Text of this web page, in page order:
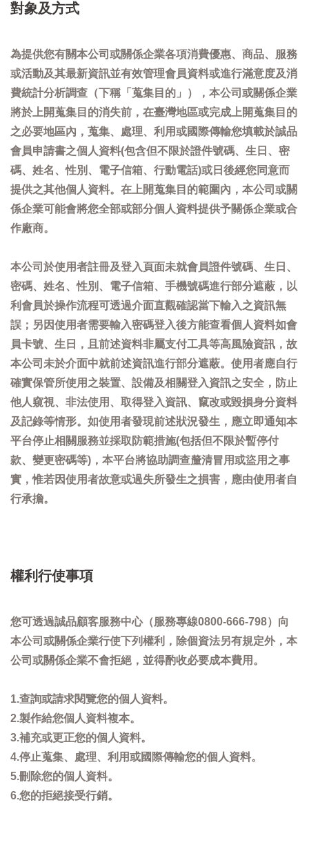
對象及方式
為提供您有關本公司或關係企業各項消費優惠、商品、服務
或活動及其最新資訊並有效管理會員資料或進行滿意度及消
費統計分析調查（下稱「蒐集目的」），本公司或關係企業
將於上開蒐集目的消失前，在臺灣地區或完成上開蒐集目的
之必要地區內，蒐集、處理、利用或國際傳輸您填載於誠品
會員申請書之個人資料(包含但不限於證件號碼、生日、密
碼、姓名、性別、電子信箱、行動電話)或日後經您同意而
提供之其他個人資料。在上開蒐集目的範圍內，本公司或關
係企業可能會將您全部或部分個人資料提供予關係企業或合
作廠商。
本公司於使用者註冊及登入頁面未就會員證件號碼、生日、
密碼、姓名、性別、電子信箱、手機號碼進行部分遮蔽，以
利會員於操作流程可透過介面直觀確認當下輸入之資訊無
誤；另因使用者需要輸入密碼登入後方能查看個人資料如會
員卡號、生日，且前述資料非屬支付工具等高風險資訊，故
本公司未於介面中就前述資訊進行部分遮蔽。使用者應自行
確實保管所使用之裝置、設備及相關登入資訊之安全，防止
他人窺視、非法使用、取得登入資訊、竄改或毀損身分資料
及記錄等情形。如使用者發現前述狀況發生，應立即通知本
平台停止相關服務並採取防範措施(包括但不限於暫停付
款、變更密碼等)，本平台將協助調查釐清冒用或盜用之事
實，惟若因使用者故意或過失所發生之損害，應由使用者自
行承擔。
權利行使事項
您可透過誠品顧客服務中心（服務專線0800-666-798）向
本公司或關係企業行使下列權利，除個資法另有規定外，本
公司或關係企業不會拒絕，並得酌收必要成本費用。
1.查詢或請求閱覽您的個人資料。
2.製作給您個人資料複本。
3.補充或更正您的個人資料。
4.停止蒐集、處理、利用或國際傳輸您的個人資料。
5.刪除您的個人資料。
6.您的拒絕接受行銷。